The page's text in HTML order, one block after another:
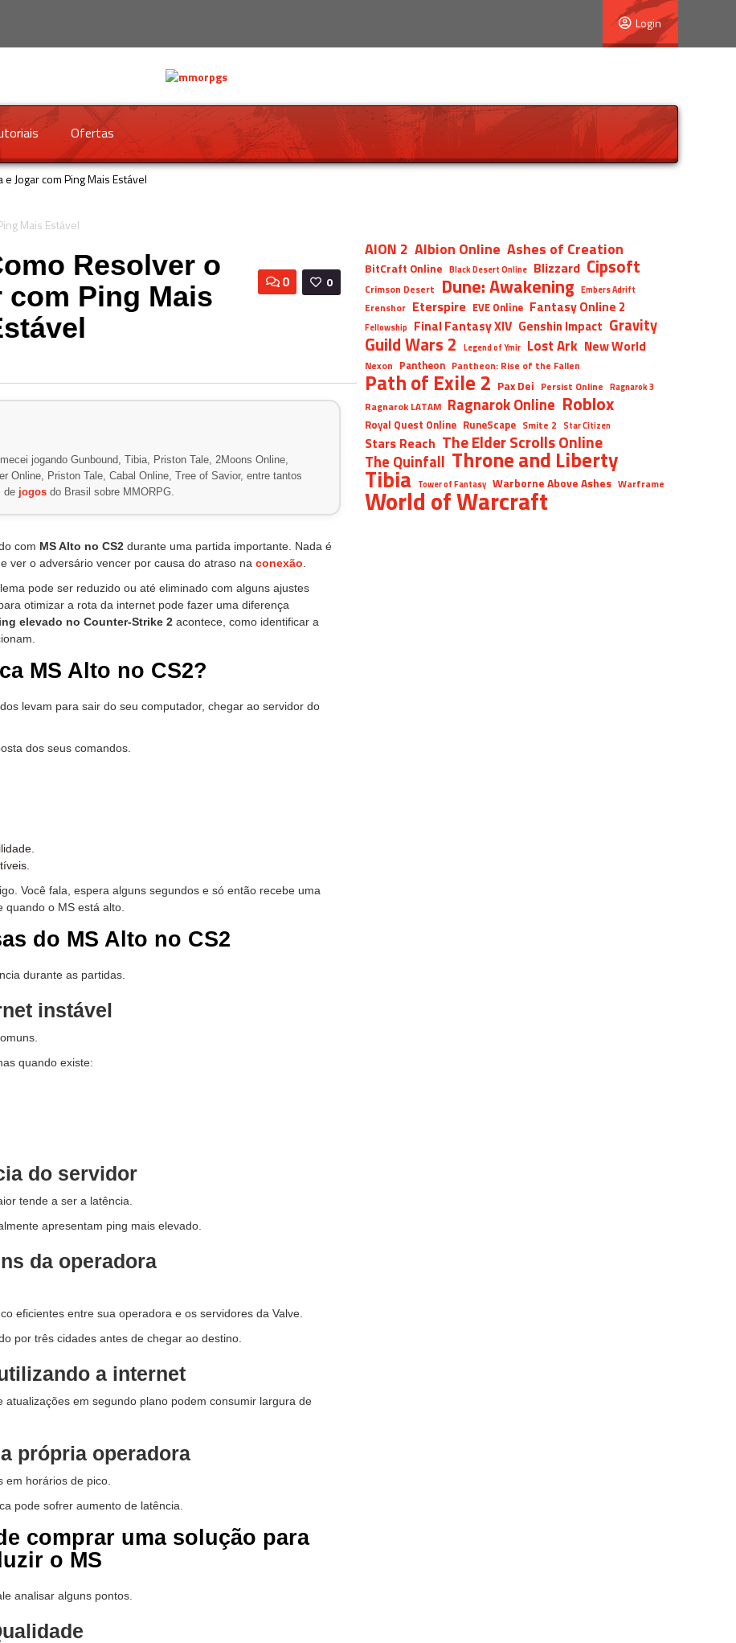
Login
Ofertas
Jogar com Ping Mais Estável
0
0
Resolver o
com Ping Mais
jogando Gunbound, Tibia, Priston Tale, 2Moons Online,
Online, Priston Tale, Cabal Online, Tree of Savior, entre tantos
de jogosdo Brasil sobre MMORPG.
com MS Alto no CS2 durante uma partida importante. Nada é
ver o adversário vencer por causa do atraso na conexão
pode ser reduzido ou até eliminado com alguns ajustes
otimizar a rota da internet pode fazer uma diferença
elevado no Counter-Strike 2 acontece, como identificar a
MS Alto no CS2?
levam para sair do seu computador, chegar ao servidor do
dos seus comandos.
Você fala, espera alguns segundos e só então recebe uma
o MS está alto.
do MS Alto no CS2
durante as partidas.
instável
quando existe:
do servidor
tende a ser a latência.
apresentam ping mais elevado.
da operadora
eficientes entre sua operadora e os servidores da Valve.
por três cidades antes de chegar ao destino.
a internet
em segundo plano podem consumir largura de
própria operadora
horários de pico.
pode sofrer aumento de latência.
comprar uma solução para
o MS
analisar alguns pontos.
AION 2 Albion Online Ashes of Creation
BitCraft Online Black Desert Online Blizzard Cipsoft
Crimson Desert Dune: Awakening Embers Adrift
Erenshor Eterspire EVE Online Fantasy Online 2
Fellowship Final Fantasy XIV Genshin Impact Gravity
Guild Wars 2 Legend of Ymir Lost Ark New World
Nexon Pantheon Pantheon: Rise of the Fallen
Path of Exile 2 Pax Dei Persist Online Ragnarok 3
Ragnarok LATAM Ragnarok Online Roblox
Royal Quest Online RuneScape Smite 2 Star Citizen
Stars Reach The Elder Scrolls Online
The Quinfall Throne and Liberty
Tibia Tower of Fantasy Warborne Above Ashes Warframe
World of Warcraft